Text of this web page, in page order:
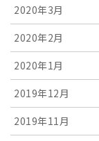
2020年3月
2020年2月
2020年1月
2019年12月
2019年11月